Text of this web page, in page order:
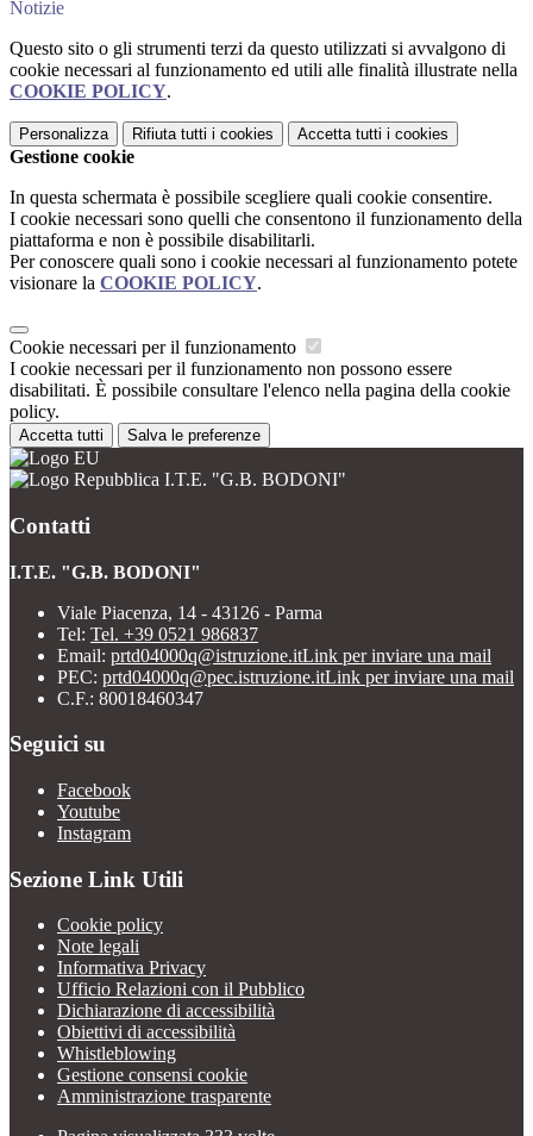
Notizie
Questo sito o gli strumenti terzi da questo utilizzati si avvalgono di
cookie necessari al funzionamento ed utili alle finalità illustrate nella
COOKIE POLICY.
Personalizza Rifiuta tutti i cookies Accetta tutti i cookies
Gestione cookie
In questa schermata è possibile scegliere quali cookie consentire.
I cookie necessari sono quelli che consentono il funzionamento della
piattaforma e non è possibile disabilitarli.
Per conoscere quali sono i cookie necessari al funzionamento potete
visionare la COOKIE POLICY.
Cookie necessari per il funzionamento
I cookie necessari per il funzionamento non possono essere
disabilitati. È possibile consultare l'elenco nella pagina della cookie
policy.
Accetta tutti Salva le preferenze
I.T.E. "G.B. BODONI"
Contatti
I.T.E. "G.B. BODONI"
Viale Piacenza, 14 - 43126 - Parma
Tel: Tel. +39 0521 986837
Email: prtd04000q@istruzione.itLink per inviare una mail
PEC: prtd04000q@pec.istruzione.itLink per inviare una mail
C.F.: 80018460347
Seguici su
Facebook
Youtube
Instagram
Sezione Link Utili
Cookie policy
Note legali
Informativa Privacy
Ufficio Relazioni con il Pubblico
Dichiarazione di accessibilità
Obiettivi di accessibilità
Whistleblowing
Gestione consensi cookie
Amministrazione trasparente